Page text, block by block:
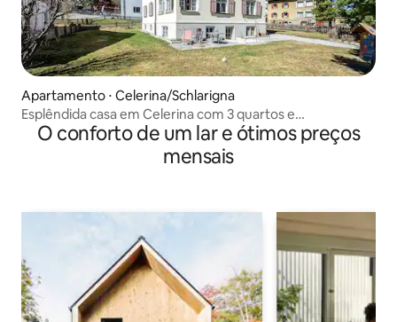
Apartamento ⋅ Celerina/Schlarigna
Esplêndida casa em Celerina com 3 quartos e
estacionamento
O conforto de um lar e ótimos preços
mensais